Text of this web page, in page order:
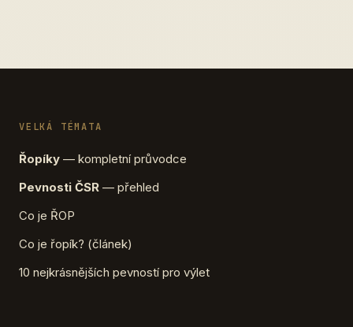
VELKÁ TÉMATA
Řopíky — kompletní průvodce
Pevnosti ČSR — přehled
Co je ŘOP
Co je řopík? (článek)
10 nejkrásnějších pevností pro výlet